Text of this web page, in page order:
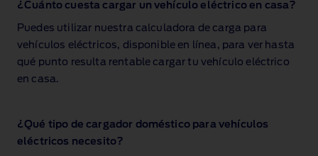
¿Cuánto cuesta cargar un vehículo eléctrico en casa?
Puedes utilizar nuestra calculadora de carga para
vehículos eléctricos, disponible en línea, para ver hasta
qué punto resulta rentable cargar tu vehículo eléctrico
en casa.
¿Qué tipo de cargador doméstico para vehículos
eléctricos necesito?